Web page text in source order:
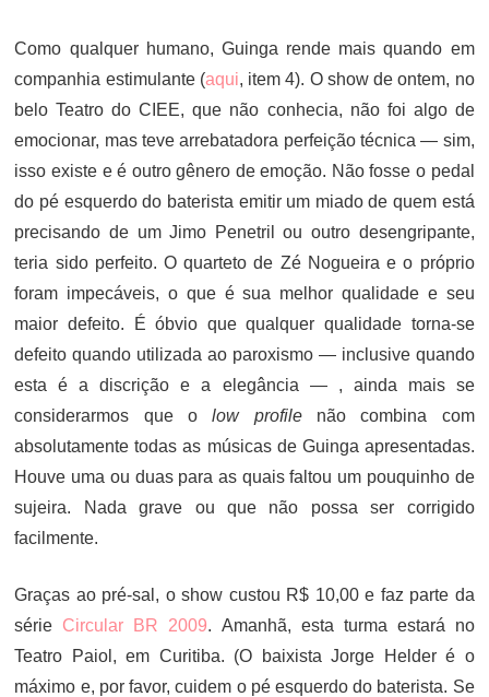
Como qualquer humano, Guinga rende mais quando em
companhia estimulante (aqui, item 4). O show de ontem, no
belo Teatro do CIEE, que não conhecia, não foi algo de
emocionar, mas teve arrebatadora perfeição técnica — sim,
isso existe e é outro gênero de emoção. Não fosse o pedal
do pé esquerdo do baterista emitir um miado de quem está
precisando de um Jimo Penetril ou outro desengripante,
teria sido perfeito. O quarteto de Zé Nogueira e o próprio
foram impecáveis, o que é sua melhor qualidade e seu
maior defeito. É óbvio que qualquer qualidade torna-se
defeito quando utilizada ao paroxismo — inclusive quando
esta é a discrição e a elegância — , ainda mais se
considerarmos que olow profilenão combina com
absolutamente todas as músicas de Guinga apresentadas.
Houve uma ou duas para as quais faltou um pouquinho de
sujeira. Nada grave ou que não possa ser corrigido
facilmente.
Graças ao pré-sal, o show custou R$ 10,00 e faz parte da
série Circular BR 2009. Amanhã, esta turma estará no
Teatro Paiol, em Curitiba. (O baixista Jorge Helder é o
máximo e, por favor, cuidem o pé esquerdo do baterista. Se